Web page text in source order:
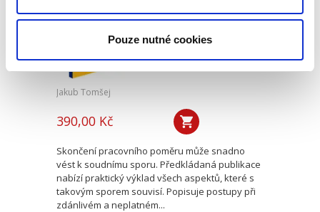
Pouze nutné cookies
Jakub Tomšej
390,00 Kč
Skončení pracovního poměru může snadno
vést k soudnímu sporu. Předkládaná publikace
nabízí praktický výklad všech aspektů, které s
takovým sporem souvisí. Popisuje postupy při
zdánlivém a neplatném...